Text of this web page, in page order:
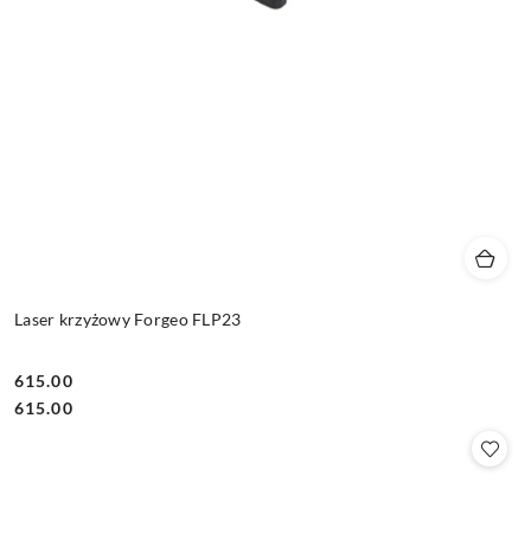
Laser krzyżowy Forgeo FLP23
Cena:
615.00
Cena:
615.00